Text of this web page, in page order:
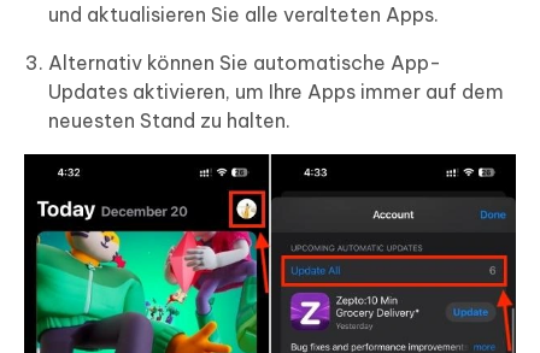
und aktualisieren Sie alle veralteten Apps.
Alternativ können Sie automatische App-
Updates aktivieren, um Ihre Apps immer auf dem
neuesten Stand zu halten.